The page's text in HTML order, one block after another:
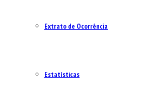
Extrato de Ocorrência
Estatísticas